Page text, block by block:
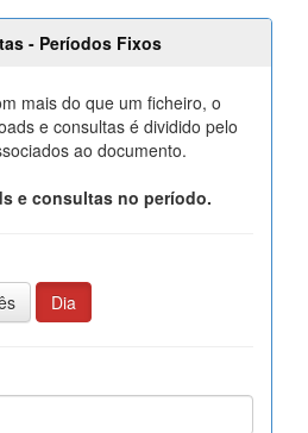
- Períodos Fixos
mais do que um ficheiro, o
e consultas é dividido pelo
ao documento.
e consultas no período.
Dia